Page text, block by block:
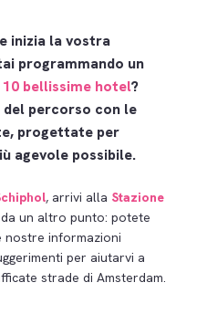
inizia la vostra
programmando un
10 bellissime hotel?
del percorso con le
progettate per
agevole possibile.
, arrivi alla Stazione
un altro punto: potete
nostre informazioni
per aiutarvi a
strade di Amsterdam.